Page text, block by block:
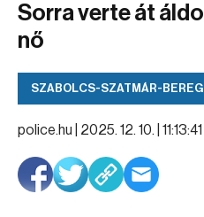
Sorra verte át
nő
SZABOLCS-SZATMÁR-BEREG
police.hu | 2025. 12. 10. | 11:13:41